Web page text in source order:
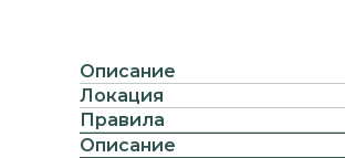
Описание
Локация
Правила
Описание